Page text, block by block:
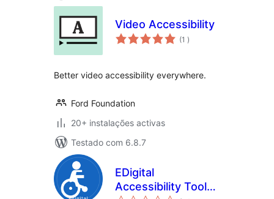
Video Accessibility
(1 classificações
)
Better video accessibility everywhere.
Ford Foundation
20+ instalações activas
Testado com 6.8.7
EDigital
Accessibility Tools